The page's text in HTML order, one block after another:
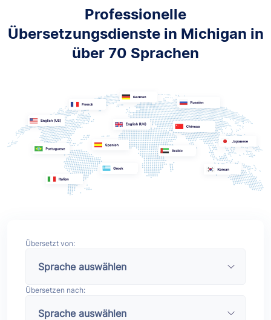
Professionelle
Übersetzungsdienste in Michigan in
über 70 Sprachen
Übersetzt von:
Übersetzen nach: